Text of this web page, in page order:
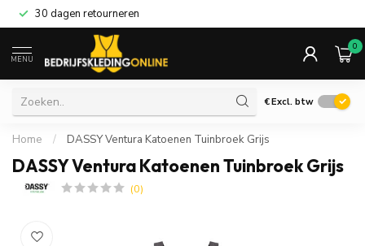
30 dagen retourneren
MENU
0
€Excl. btw
Home / DASSY Ventura Katoenen Tuinbroek Grijs
DASSY Ventura Katoenen Tuinbroek Grijs
(0)